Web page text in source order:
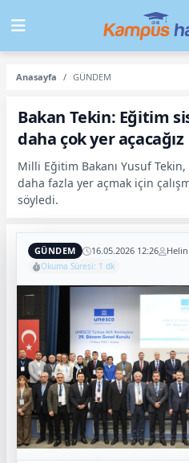
Anasayfa GÜNDEM
Bakan Tekin: Eğitim
daha çok yer açacağız
Milli Eğitim Bakanı Yusuf
daha fazla yer açmak için
söyledi.
GÜNDEM 16.05.2026 12:26
Okuma Süresi: 1 dk